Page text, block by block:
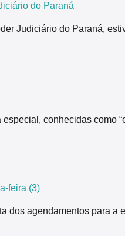
do Paraná
Judiciário do Paraná,
conhecidas como
feira (3)
dos agendamentos para a